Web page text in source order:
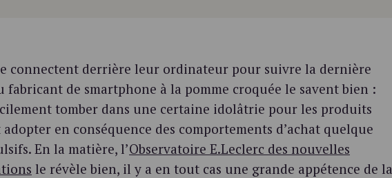
connectent derrière leur ordinateur pour suivre la dernière
fabricant de smartphone à la pomme croquée le savent bien :
tomber dans une certaine idolâtrie pour les produits
adopter en conséquence des comportements d’achat quelque
En la matière, l’Observatoire E.Leclerc des nouvelles
le révèle bien, il y a en tout cas une grande appétence de la